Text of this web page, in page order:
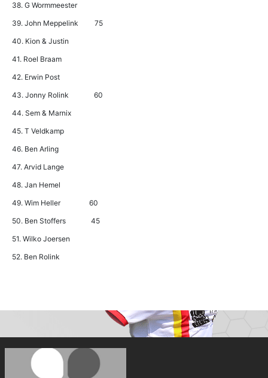
38. G Wormmeester
39. John Meppelink 75
40. Kion & Justin
41. Roel Braam
42. Erwin Post
43. Jonny Rolink 60
44. Sem & Marnix
45. T Veldkamp
46. Ben Arling
47. Arvid Lange
48. Jan Hemel
49. Wim Heller 60
50. Ben Stoffers 45
51. Wilko Joersen
52. Ben Rolink